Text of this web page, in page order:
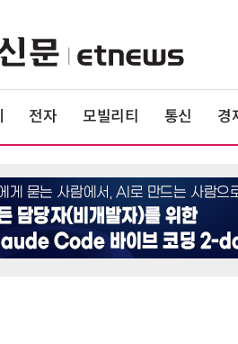
전자 모빌리티 통신 경